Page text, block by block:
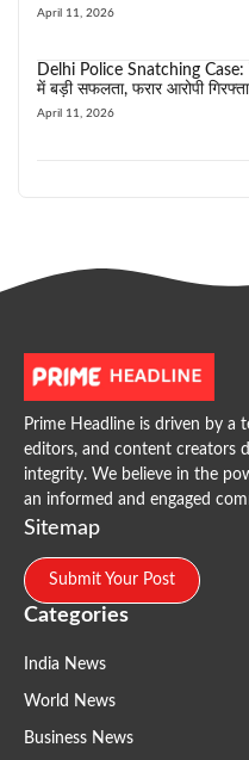
April 11, 2026
Delhi Police Snatching
में बड़ी सफलता, फरार आरोपी
April 11, 2026
Prime Headline is driven by a
editors, and content creators
integrity. We believe in the
an informed and engaged
Sitemap
Submit Your Post
Categories
India News
World News
Business News